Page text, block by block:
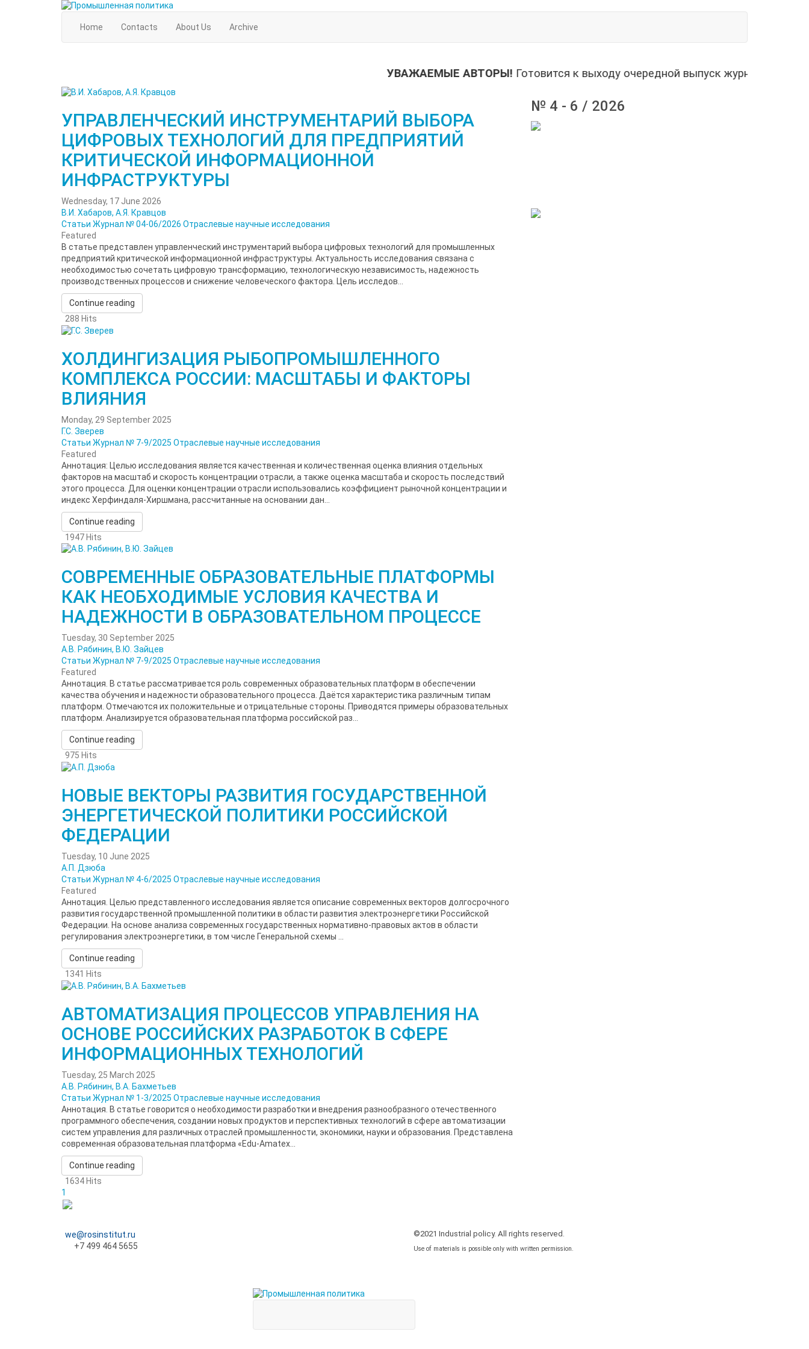
Home Contacts About Us Archive
УВАЖАЕМЫЕ АВТОРЫ!Готовится к выходу очередной выпуск журнала (РИНЦ)
УПРАВЛЕНЧЕСКИЙ ИНСТРУМЕНТАРИЙ ВЫБОРА
ЦИФРОВЫХ ТЕХНОЛОГИЙ ДЛЯ ПРЕДПРИЯТИЙ
КРИТИЧЕСКОЙ ИНФОРМАЦИОННОЙ
ИНФРАСТРУКТУРЫ
Wednesday, 17 June 2026
В.И. Хабаров, А.Я. Кравцов
Статьи Журнал № 04-06/2026 Отраслевые научные исследования
Featured
В статье представлен управленческий инструментарий выбора цифровых технологий для промышленных
предприятий критической информационной инфраструктуры. Актуальность исследования связана с
необходимостью сочетать цифровую трансформацию, технологическую независимость, надежность
производственных процессов и снижение человеческого фактора. Цель исследов...
Continue reading
288 Hits
ХОЛДИНГИЗАЦИЯ РЫБОПРОМЫШЛЕННОГО
КОМПЛЕКСА РОССИИ: МАСШТАБЫ И ФАКТОРЫ
ВЛИЯНИЯ
Monday, 29 September 2025
Г.С. Зверев
Статьи Журнал № 7-9/2025 Отраслевые научные исследования
Featured
Аннотация: Целью исследования является качественная и количественная оценка влияния отдельных
факторов на масштаб и скорость концентрации отрасли, а также оценка масштаба и скорость последствий
этого процесса. Для оценки концентрации отрасли использовались коэффициент рыночной концентрации и
индекс Херфиндаля-Хиршмана, рассчитанные на основании дан...
Continue reading
1947 Hits
СОВРЕМЕННЫЕ ОБРАЗОВАТЕЛЬНЫЕ ПЛАТФОРМЫ
КАК НЕОБХОДИМЫЕ УСЛОВИЯ КАЧЕСТВА И
НАДЕЖНОСТИ В ОБРАЗОВАТЕЛЬНОМ ПРОЦЕССЕ
Tuesday, 30 September 2025
А.В. Рябинин, В.Ю. Зайцев
Статьи Журнал № 7-9/2025 Отраслевые научные исследования
Featured
Аннотация. В статье рассматривается роль современных образовательных платформ в обеспечении
качества обучения и надежности образовательного процесса. Даётся характеристика различным типам
платформ. Отмечаются их положительные и отрицательные стороны. Приводятся примеры образовательных
платформ. Анализируется образовательная платформа российской раз...
Continue reading
975 Hits
НОВЫЕ ВЕКТОРЫ РАЗВИТИЯ ГОСУДАРСТВЕННОЙ
ЭНЕРГЕТИЧЕСКОЙ ПОЛИТИКИ РОССИЙСКОЙ
ФЕДЕРАЦИИ
Tuesday, 10 June 2025
А.П. Дзюба
Статьи Журнал № 4-6/2025 Отраслевые научные исследования
Featured
Аннотация. Целью представленного исследования является описание современных векторов долгосрочного
развития государственной промышленной политики в области развития электроэнергетики Российской
Федерации. На основе анализа современных государственных нормативно-правовых актов в области
регулирования электроэнергетики, в том числе Генеральной схемы ...
Continue reading
1341 Hits
АВТОМАТИЗАЦИЯ ПРОЦЕССОВ УПРАВЛЕНИЯ НА
ОСНОВЕ РОССИЙСКИХ РАЗРАБОТОК В СФЕРЕ
ИНФОРМАЦИОННЫХ ТЕХНОЛОГИЙ
Tuesday, 25 March 2025
А.В. Рябинин, В.А. Бахметьев
Статьи Журнал № 1-3/2025 Отраслевые научные исследования
Аннотация. В статье говорится о необходимости разработки и внедрения разнообразного отечественного
программного обеспечения, создании новых продуктов и перспективных технологий в сфере автоматизации
систем управления для различных отраслей промышленности, экономики, науки и образования. Представлена
современная образовательная платформа «Edu-Amatex...
Continue reading
1634 Hits
1
№ 4 - 6 / 2026
we@rosinstitut.ru
+7 499 464 5655
©2021 Industrial policy. All rights reserved.
Use of materials is possible only with written permission.